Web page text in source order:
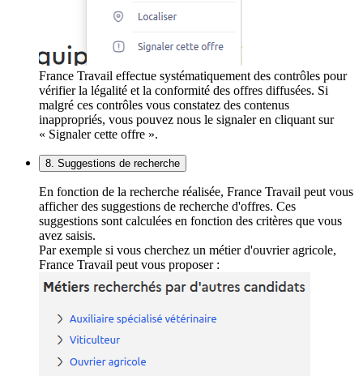
France Travail effectue systématiquement des contrôles pour
vérifier la légalité et la conformité des offres diffusées. Si
malgré ces contrôles vous constatez des contenus
inappropriés, vous pouvez nous le signaler en cliquant sur
« Signaler cette offre ».
8. Suggestions de recherche
En fonction de la recherche réalisée, France Travail peut vous
afficher des suggestions de recherche d'offres. Ces
suggestions sont calculées en fonction des critères que vous
avez saisis.
Par exemple si vous cherchez un métier d'ouvrier agricole,
France Travail peut vous proposer :